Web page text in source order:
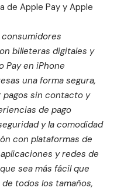
de Apple Pay y Apple
consumidores
billeteras digitales y
Pay en iPhone
una forma segura,
pagos sin contacto y
de pago
y la comodidad
con plataformas de
y redes de
sea más fácil que
todos los tamaños,